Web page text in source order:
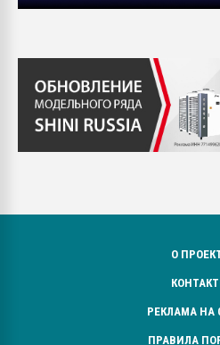
О
РЕКЛАМА НА
ПРАВИЛА